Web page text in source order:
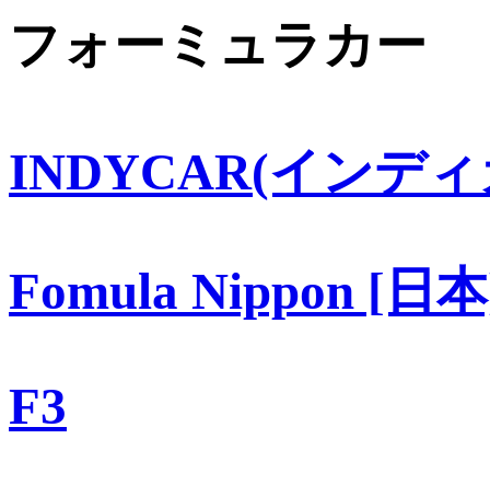
フォーミュラカー
INDYCAR(インデ
Fomula Nippon [日
F3